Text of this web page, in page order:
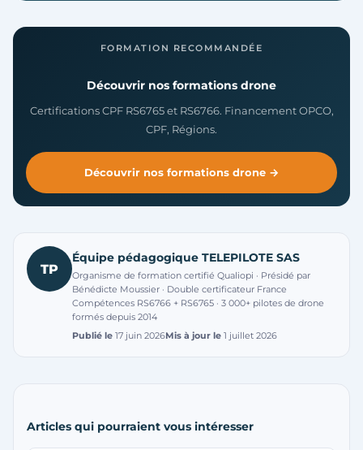
FORMATION RECOMMANDÉE
Découvrir nos formations drone
Certifications CPF RS6765 et RS6766. Financement OPCO,
CPF, Régions.
Découvrir nos formations drone →
TP
Équipe pédagogique TELEPILOTE SAS
Organisme de formation certifié Qualiopi · Présidé par
Bénédicte Moussier · Double certificateur France
Compétences RS6766 + RS6765 · 3 000+ pilotes de drone
formés depuis 2014
Publié le 17 juin 2026Mis à jour le 1 juillet 2026
Articles qui pourraient vous intéresser